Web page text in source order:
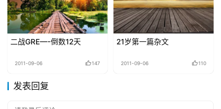
二战GRE—-倒数12天
2011-09-06 147
21岁第一篇杂文
2011-09-06 110
发表回复